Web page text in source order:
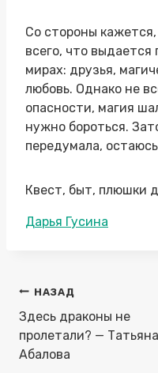
Со стороны
всего, что выдается
мирах: друзья,
любовь. Однако не
опасности, магия
нужно бороться.
передумала,
Квест, быт, плюшки
Метки
Дарья Гусина
Навигация
по
записям
НАЗАД
Здесь драконы не
пролетали? — Татьяна
Абалова